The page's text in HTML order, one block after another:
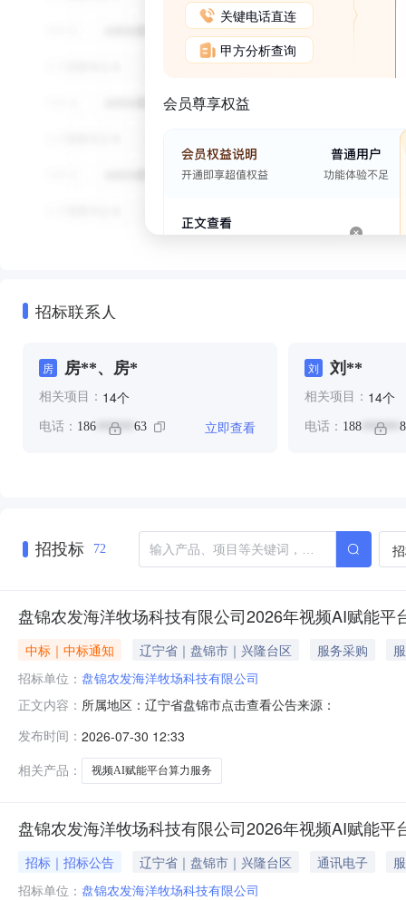
关键电话直连
甲方分析查询
会员尊享权益
招标联系人
房 房**、房*
相关项目： 14个
电话： 186 ****** 63 立即查看
刘 刘**
相关项目： 14个
电话： 188******
招投标 72
盘锦农发海洋牧场科技有限公司2026年视频AI赋能平
中标｜中标通知 辽宁省｜盘锦市｜兴隆台区 服务采购
招标单位： 盘锦农发海洋牧场科技有限公司
正文内容： 所属地区：辽宁省盘锦市点击查看公告来源：
发布时间： 2026-07-30 12:33
相关产品：
视频AI赋能平台算力服务
盘锦农发海洋牧场科技有限公司2026年视频AI赋能平
招标｜招标公告 辽宁省｜盘锦市｜兴隆台区 通讯电子
招标单位： 盘锦农发海洋牧场科技有限公司